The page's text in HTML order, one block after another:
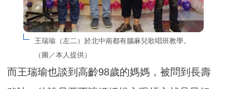
王瑞瑜（左二）於北中南都有腦麻兒歌唱班教學。
（圖／本人提供）
而王瑞瑜也談到高齡98歲的媽媽，被問到長壽